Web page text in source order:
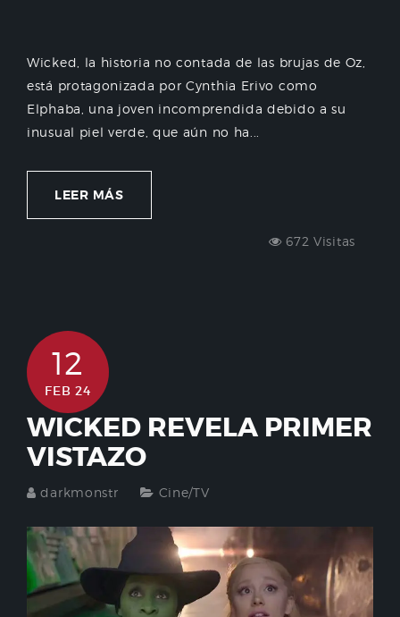
Wicked, la historia no contada de las brujas de Oz,
está protagonizada por Cynthia Erivo como
Elphaba, una joven incomprendida debido a su
inusual piel verde, que aún no ha...
LEER MÁS
672 Visitas
12
FEB 24
WICKED REVELA PRIMER
VISTAZO
darkmonstr Cine/TV